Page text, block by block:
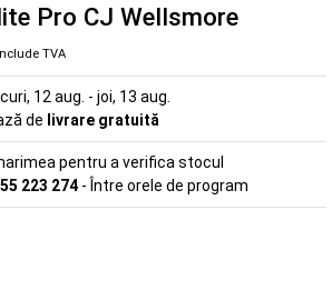
Pro CJ Wellsmore
TVA
12 aug. - joi, 13 aug.
de livrare gratuită
pentru a verifica stocul
223 274 - Între orele de program